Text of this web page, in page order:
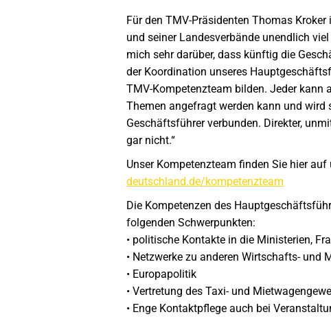
Für den TMV-Präsidenten Thomas
und seiner Landesverbände unendlich
mich sehr darüber, dass künftig die
der Koordination unseres
TMV-Kompetenzteam bilden. Jeder kann
Themen angefragt werden kann und
Geschäftsführer verbunden. Direkter,
gar nicht.“
Unser Kompetenzteam finden Sie hier auf
deutschland.de/kompetenzteam
Die Kompetenzen des
folgenden Schwerpunkten:
• politische Kontakte in die Ministerien,
• Netzwerke zu anderen Wirtschafts- und
• Europapolitik
• Vertretung des Taxi- und
• Enge Kontaktpflege auch bei